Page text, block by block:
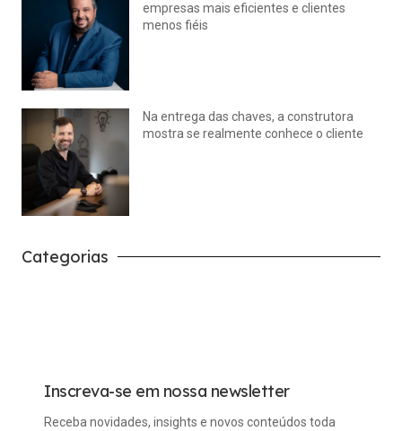
empresas mais eficientes e clientes
menos fiéis
Na entrega das chaves, a construtora
mostra se realmente conhece o cliente
Categorias
Inscreva-se em nossa newsletter
Receba novidades, insights e novos conteúdos toda